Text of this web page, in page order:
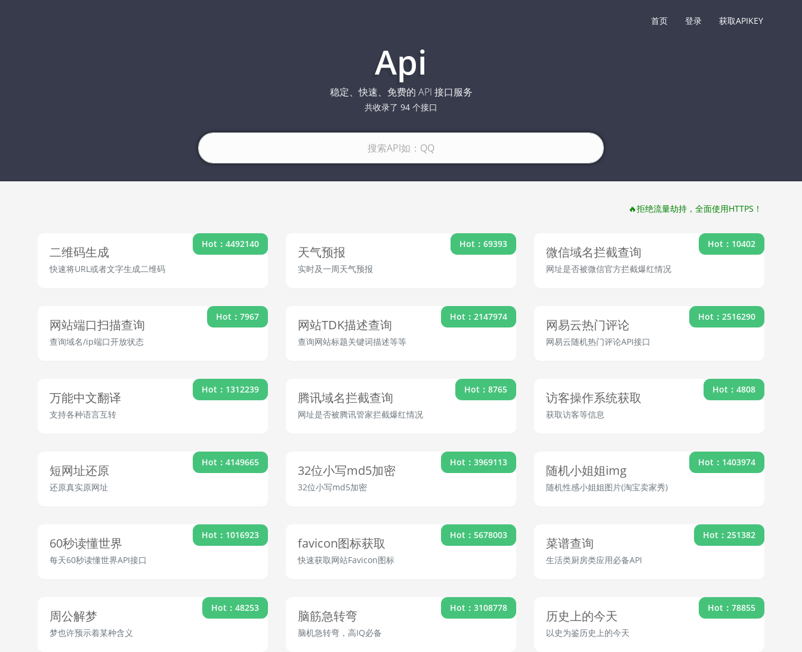
首页 登录 获取APIKEY
Api
稳定、快速、免费的 API 接口服务
共收录了 94 个接口
🔥拒绝流量劫持，全面使用HTTPS！
Hot：4492140
二维码生成
快速将URL或者文字生成二维码
Hot：69393
天气预报
实时及一周天气预报
Hot：10402
微信域名拦截查询
网址是否被微信官方拦截爆红情况
Hot：7967
网站端口扫描查询
查询域名/ip端口开放状态
Hot：2147974
网站TDK描述查询
查询网站标题关键词描述等等
Hot：2516290
网易云热门评论
网易云随机热门评论API接口
Hot：1312239
万能中文翻译
支持各种语言互转
Hot：8765
腾讯域名拦截查询
网址是否被腾讯管家拦截爆红情况
Hot：4808
访客操作系统获取
获取访客等信息
Hot：4149665
短网址还原
还原真实原网址
Hot：3969113
32位小写md5加密
32位小写md5加密
Hot：1403974
随机小姐姐img
随机性感小姐姐图片(淘宝卖家秀)
Hot：1016923
60秒读懂世界
每天60秒读懂世界API接口
Hot：5678003
favicon图标获取
快速获取网站Favicon图标
Hot：251382
菜谱查询
生活类厨房类应用必备API
Hot：48253
周公解梦
梦也许预示着某种含义
Hot：3108778
脑筋急转弯
脑机急转弯，高IQ必备
Hot：78855
历史上的今天
以史为鉴历史上的今天